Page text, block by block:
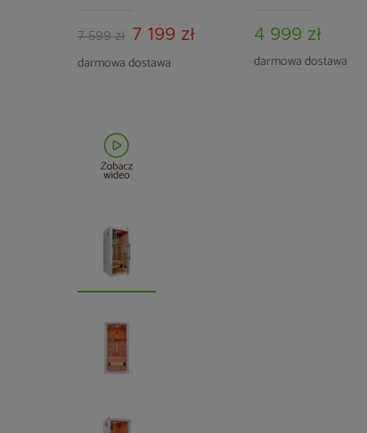
7 599 zł 7 199 zł
darmowa dostawa
4 999 zł
darmowa dostawa